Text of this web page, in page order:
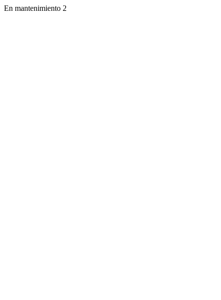
En mantenimiento 2